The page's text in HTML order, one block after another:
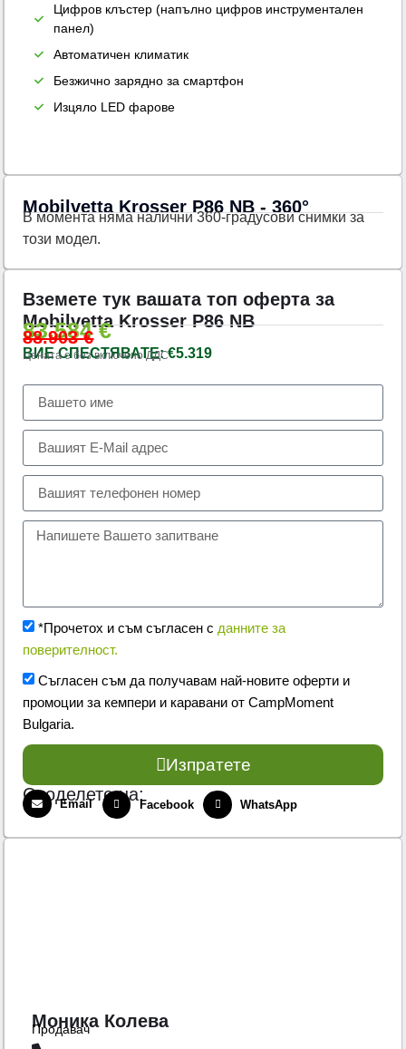
Цифров клъстер (напълно цифров инструментален
панел)
Автоматичен климатик
Безжично зарядно за смартфон
Изцяло LED фарове
Mobilvetta Krosser P86 NB - 360°
В момента няма налични 360-градусови снимки за
този модел.
Вземете тук вашата топ оферта за
Mobilvetta Krosser P86 NB
83.584€
88.903€
ВИЕ СПЕСТЯВАТЕ: €5.319
Цената е без включено ДДС
Тел.:+359 89 552 4009
*Прочетох и съм съгласен с данните за
поверителност.
Съгласен съм да получавам най-новите оферти и
промоции за кемпери и каравани от CampMoment
Bulgaria.
Изпратете
Споделете на:
Email Facebook WhatsApp
Моника Колева
Продавач